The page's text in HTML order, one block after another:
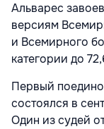
Альварес
версиям
и Всемирного
категории до
Первый
состоялся в
Один из судей